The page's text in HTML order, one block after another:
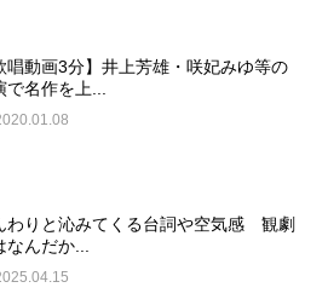
唱動画3分】井上芳雄・咲妃みゆ等の
で名作を上...
わりと沁みてくる台詞や空気感 観劇
なんだか...